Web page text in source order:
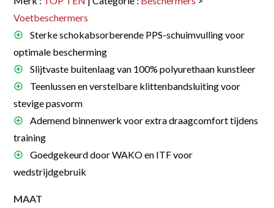
Voetbeschermers
Sterke schokabsorberende PPS-schuimvulling voor
optimale bescherming
Slijtvaste buitenlaag van 100% polyurethaan kunstleer
Teenlussen en verstelbare klittenbandsluiting voor
stevige pasvorm
Ademend binnenwerk voor extra draagcomfort tijdens
training
Goedgekeurd door WAKO en ITF voor
wedstrijdgebruik
MAAT